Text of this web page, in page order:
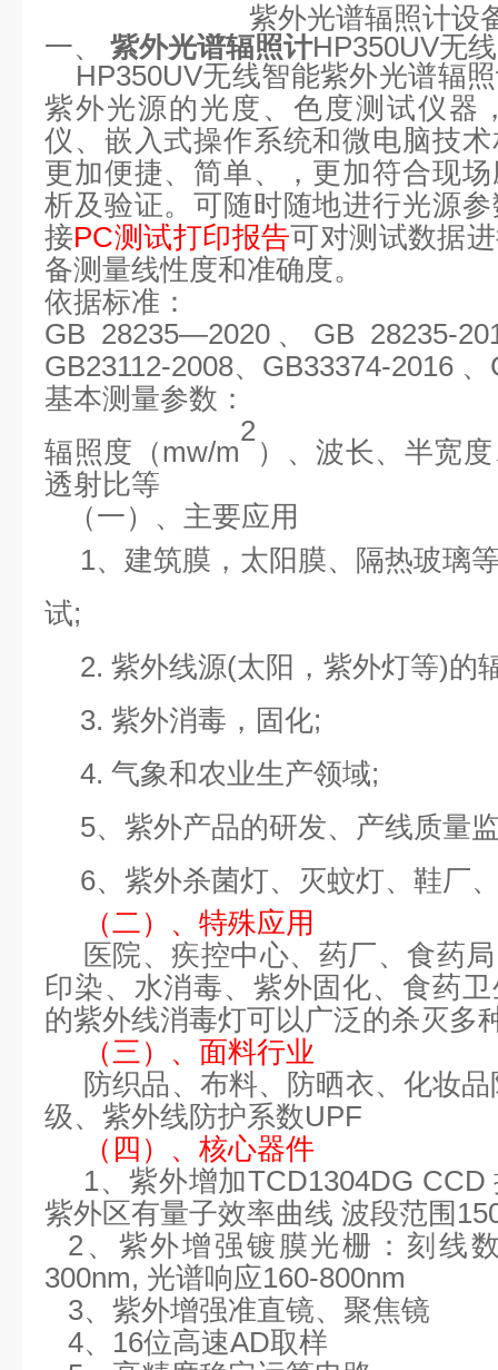
紫外光谱辐照计设
一、 紫外光谱辐照计HP350UV无
HP350UV无线智能紫外光谱辐
紫外光源的光度、色度测试仪器
仪、嵌入式操作系统和微电脑技
更加便捷、简单、，更加符合现
析及验证。可随时随地进行光源
接PC测试打印报告可对测试数据
备测量线性度和准确度。
依据标准：
GB 28235—2020、 GB 28235-
GB23112-2008、GB33374-2016
基本测量参数：
辐照度（mw/m
2
）、波长、半宽
透射比等
（一）、主要应用
1、 建筑膜，太阳膜、隔热玻璃
试;
2. 紫外线源(太阳，紫外灯等)的
3. 紫外消毒，固化;
4. 气象和农业生产领域;
5、紫外产品的研发、产线质量
6、紫外杀菌灯、灭蚊灯、鞋厂
（二）、 特殊应用
医院、疾控中心、药厂、食药
印染、水消毒、紫外固化、食药
的紫外线消毒灯可以广泛的杀灭多
（三）、 面料行业
防织品、布料、防晒衣、化妆
级、 紫外线防护系数UPF
（四）、核心器件
1、紫外增加TCD1304DG
紫外区有量子效率曲线 波段范围
2、紫外增强镀膜光栅：刻线
300nm, 光谱响应160-800nm
3、紫外增强准直镜、聚焦镜
4、16位高速AD取样